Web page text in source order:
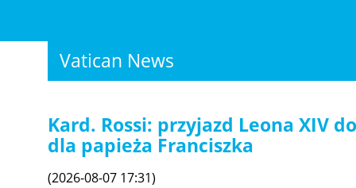
Vatican News
Kard. Rossi: przyjazd Leona XIV
dla papieża Franciszka
(2026-08-07 17:31)